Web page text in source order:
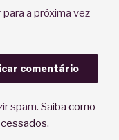
a próxima vez
spam. Saiba como
.